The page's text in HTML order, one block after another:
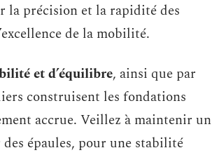
précision et la rapidité des
de la mobilité.
et d’équilibre, ainsi que par
construisent les fondations
accrue. Veillez à maintenir un
épaules, pour une stabilité